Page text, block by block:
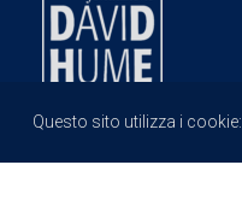
Questo sito utilizza i cookie: